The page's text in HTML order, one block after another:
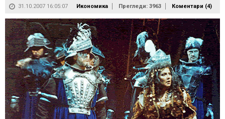
31.10.2007 16:05:07 Икономика Прегледи: 3963 Коментари (4)